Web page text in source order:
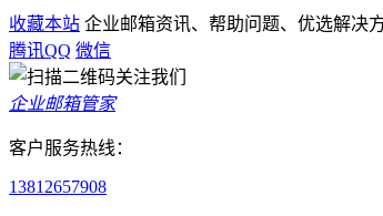
收藏本站 企业邮箱资讯、帮助问题、优选解决
腾讯QQ 微信
企业邮箱管家
客户服务热线：
13812657908